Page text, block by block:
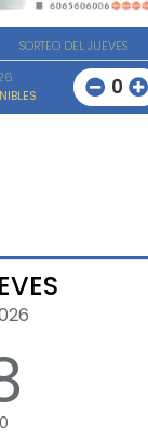
SORTEO DEL JUEVES
0